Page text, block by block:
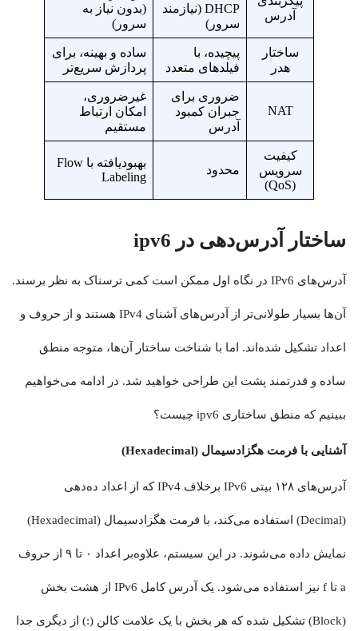
آدرس
DHCP (نیازمند
سرور)
(بدون نیاز به
سرور)
ساختار
هدر
پیچیده، با
فیلدهای متعدد
ساده و بهینه، برای
پردازش سریع‌تر
NAT
ضروری برای
جبران کمبود
آدرس
غیرضروری،
امکان ارتباط
مستقیم
کیفیت
سرویس
(QoS)
محدود
بهبودیافته با Flow
Labeling
ساختار آدرس‌دهی در ipv6
آدرس‌های IPv6 در نگاه اول ممکن است کمی ترسناک به نظر برسند.
آن‌ها بسیار طولانی‌تر از آدرس‌های آشنای IPv4 هستند و از حروف و
اعداد تشکیل شده‌اند. اما با شناخت ساختار آن‌ها، متوجه منطق
ساده و قدرتمند پشت این طراحی خواهید شد. در ادامه می‌خواهیم
ببینیم که منطق ساختاری ipv6 چیست؟
آشنایی با فرمت هگزادسیمال (Hexadecimal)
آدرس‌های ۱۲۸ بیتی IPv6 برخلاف IPv4 که از اعداد ده‌دهی
(Decimal) استفاده می‌کند، با فرمت هگزادسیمال (Hexadecimal)
نمایش داده می‌شوند. در این سیستم، علاوه‌بر اعداد ۰ تا ۹ از حروف
a تا f نیز استفاده می‌شود. یک آدرس کامل IPv6 از هشت بخش
(Block) تشکیل شده که هر بخش با یک علامت کالن (:) از دیگری جدا